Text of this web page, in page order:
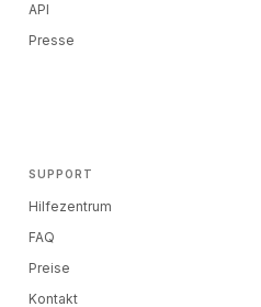
API
Presse
SUPPORT
Hilfezentrum
FAQ
Preise
Kontakt